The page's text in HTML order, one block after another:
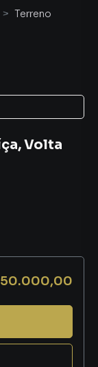
Terreno
Volta